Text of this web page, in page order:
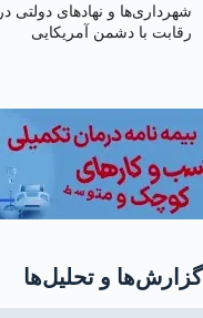
شهرداری‌ها و نهادهای دولتی در
رقابت با دشمن آمریکایی
گزارش‌ها و تحلیل‌ها